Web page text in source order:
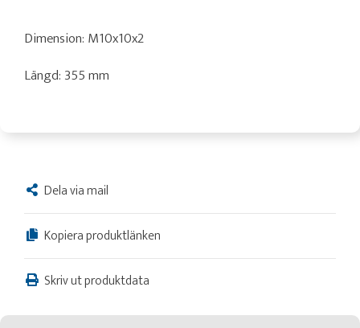
Dimension: M10x10x2
Längd: 355 mm
Dela via mail
Kopiera produktlänken
Skriv ut produktdata